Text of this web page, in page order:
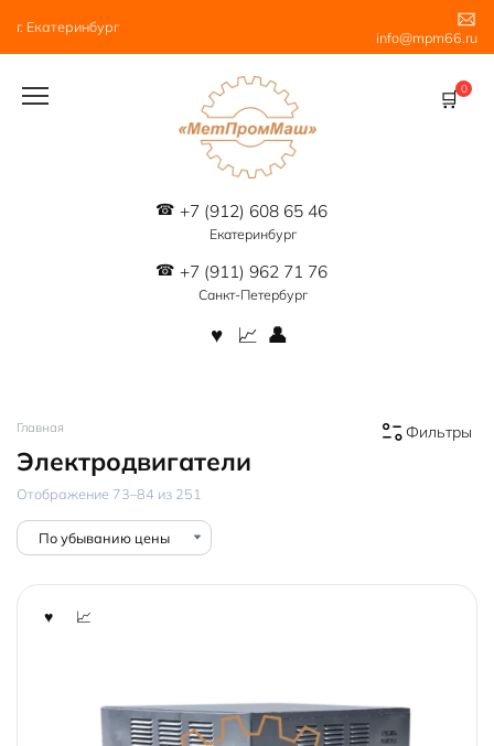
содержанию
г. Екатеринбург
info@mpm66.ru
+7 (912) 608 65 46
Екатеринбург
+7 (911) 962 71 76
Санкт-Петербург
0
Главная
Электродвигатели
Отображение 73–84 из 251
убыванию
Фильтры